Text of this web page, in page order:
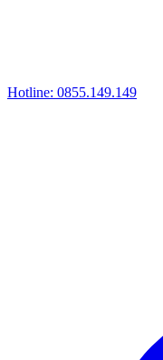
Hotline: 0855.149.149